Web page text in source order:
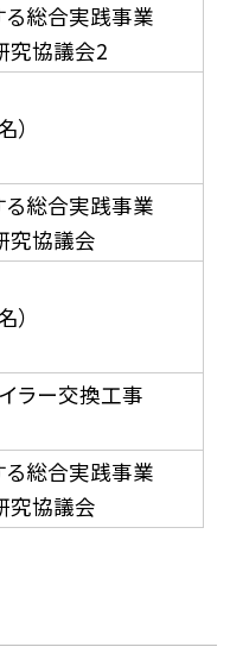
る総合実践事業
究協議会2
）
る総合実践事業
究協議会
）
ラー交換工事
る総合実践事業
究協議会